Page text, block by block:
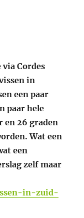
Cordes
in
een paar
paar hele
en 26 graden
Wat een
een
zelf maar
in-zuid-